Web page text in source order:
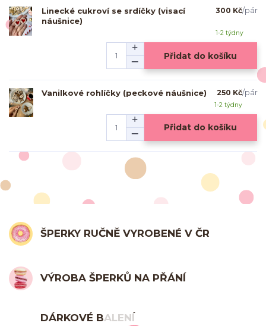
Linecké cukroví se srdíčky (visací
náušnice)
300 Kč/pár
1-2 týdny
Přidat do košíku
Vanilkové rohlíčky (peckové náušnice) 250 Kč/pár
1-2 týdny
Přidat do košíku
ŠPERKY RUČNĚ VYROBENÉ V ČR
VÝROBA ŠPERKŮ NA PŘÁNÍ
DÁRKOVÉ BALENÍ